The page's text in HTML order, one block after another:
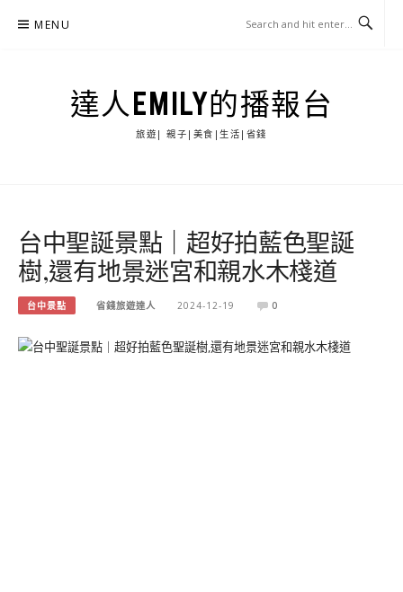
MENU
達人EMILY的播報台
旅遊| 親子|美食|生活|省錢
台中聖誕景點｜超好拍藍色聖誕
樹,還有地景迷宮和親水木棧道
台中景點 省錢旅遊達人 2024-12-19 0